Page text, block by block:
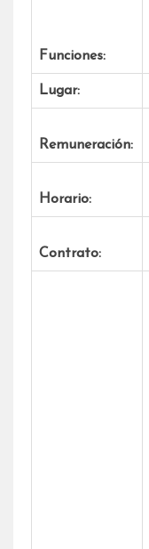
Funciones:
Lugar:
Remuneración:
Horario:
Contrato: